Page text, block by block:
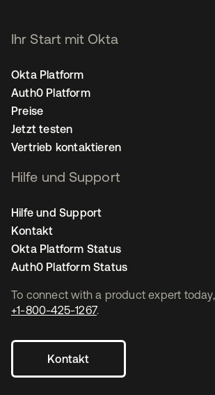
To connect with a product expert today,
+1-800-425-1267.
Kontakt
Ihr Start mit Okta
Okta Platform
Auth0 Platform
Preise
Jetzt testen
Vertrieb kontaktieren
Hilfe und Support
Hilfe und Support
Kontakt
Okta Platform Status
Auth0 Platform Status